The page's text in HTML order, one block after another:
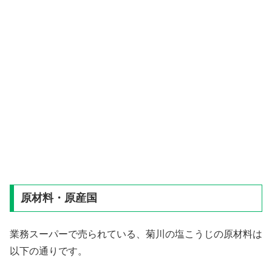
原材料・原産国
業務スーパーで売られている、菊川の塩こうじの原材料は
以下の通りです。